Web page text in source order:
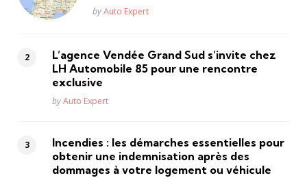
Posted
byAuto Expert
L’agence Vendée Grand Sud s’invite chez
LH Automobile 85 pour une rencontre
exclusive
Posted
byAuto Expert
Incendies : les démarches essentielles pour
obtenir une indemnisation après des
dommages à votre logement ou véhicule